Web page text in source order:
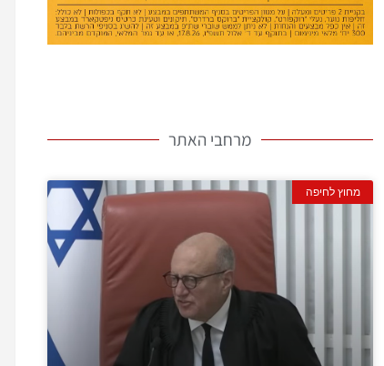
מרחבי האתר
מחוץ לחיפה